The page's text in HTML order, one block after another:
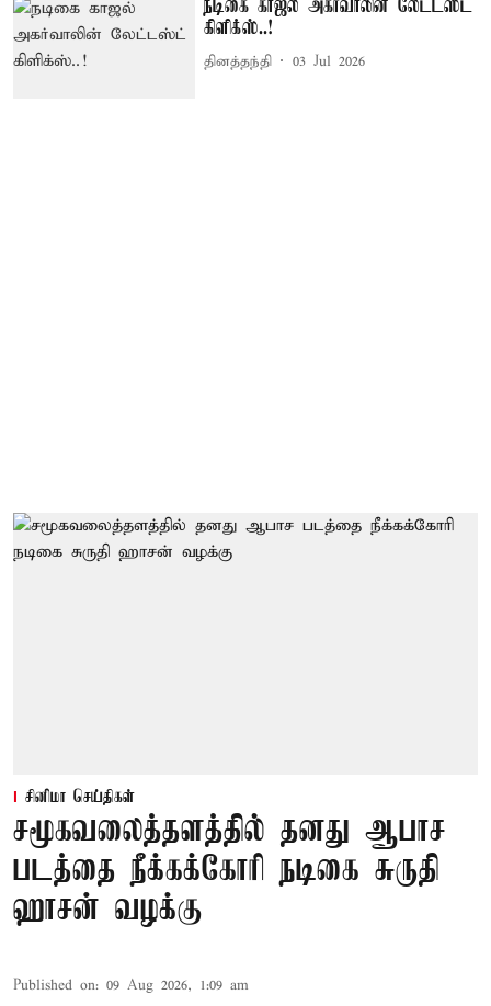
நடிகை காஜல் அகர்வாலின் லேட்டஸ்ட்
கிளிக்ஸ்..!
தினத்தந்தி 03 Jul 2026
சினிமா செய்திகள்
சமூகவலைத்தளத்தில் தனது ஆபாச
படத்தை நீக்கக்கோரி நடிகை சுருதி
ஹாசன் வழக்கு
Published on: 09 Aug 2026, 1:09 am